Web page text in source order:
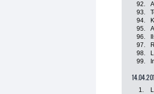
92.
93.
94.
95.
96.
97.
98.
99.
1.